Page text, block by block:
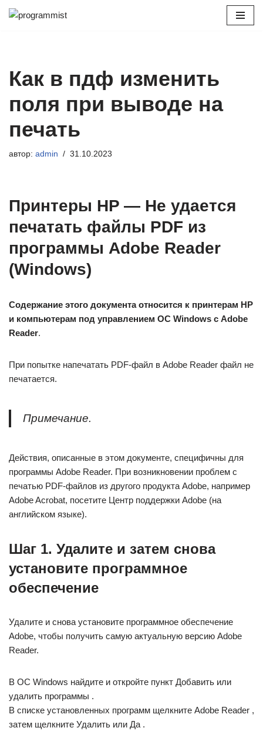
Как в пдф изменить
поля при выводе на
печать
автор: admin 31.10.2023
Принтеры HP — Не удается
печатать файлы PDF из
программы Adobe Reader
(Windows)
Содержание этого документа относится к принтерам HP
и компьютерам под управлением ОС Windows с Adobe
Reader.
При попытке напечатать PDF-файл в Adobe Reader файл не
печатается.
Примечание.
Действия, описанные в этом документе, специфичны для
программы Adobe Reader. При возникновении проблем с
печатью PDF-файлов из другого продукта Adobe, например
Adobe Acrobat, посетите Центр поддержки Adobe (на
английском языке).
Шаг 1. Удалите и затем снова
установите программное
обеспечение
Удалите и снова установите программное обеспечение
Adobe, чтобы получить самую актуальную версию Adobe
Reader.
В ОС Windows найдите и откройте пункт Добавить или
удалить программы .
В списке установленных программ щелкните Adobe Reader ,
затем щелкните Удалить или Да .